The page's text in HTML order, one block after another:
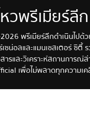
วพรีเมียร์
พรีเมียร์ลีกดำเนินไป
ซน่อลและแมนเชสเตอร์ ซิ
รและวิเคราะห์สถานการ
เพื่อไม่พลาดทุกควา